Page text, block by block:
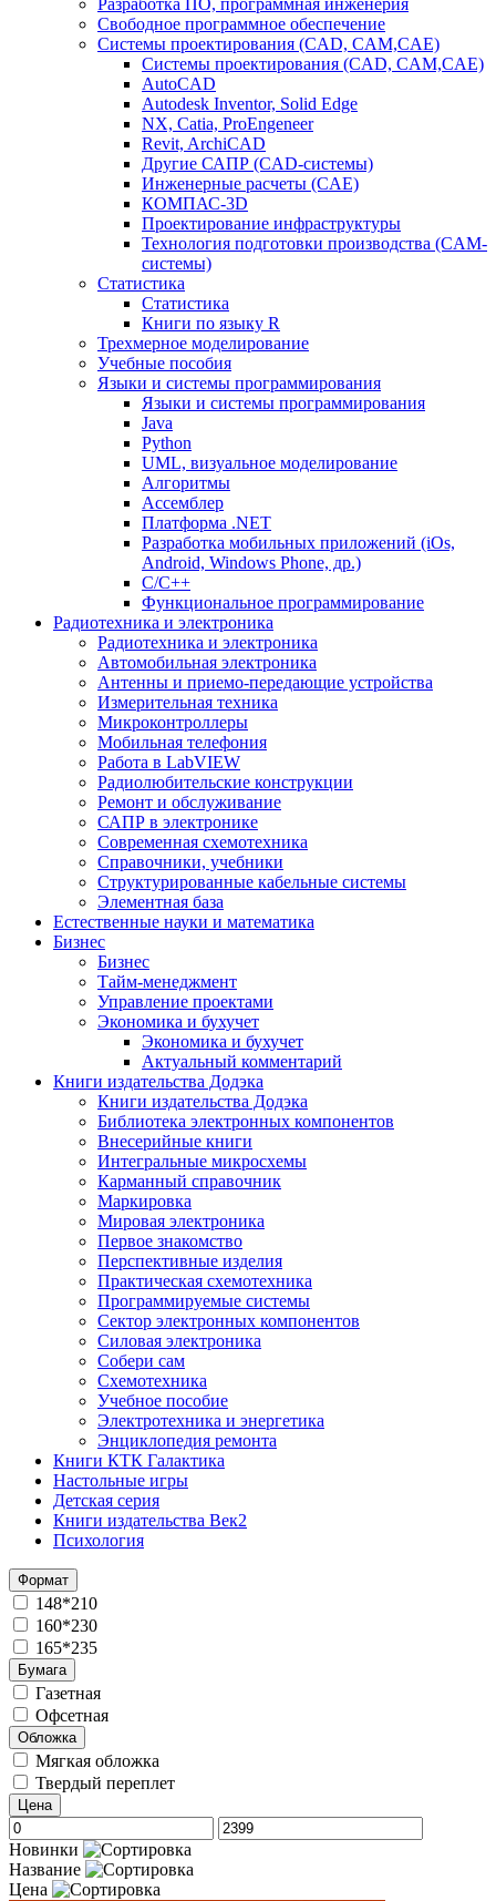
Разработка ПО, программная инженерия
Свободное программное обеспечение
Системы проектирования (CAD, CAM,CAE)
Системы проектирования (CAD, CAM,CAE)
AutoCAD
Autodesk Inventor, Solid Edge
NX, Catia, ProEngeneer
Revit, ArchiCAD
Другие САПР (CAD-системы)
Инженерные расчеты (CAE)
КОМПАС-3D
Проектирование инфраструктуры
Технология подготовки производства (CAM-
системы)
Статистика
Статистика
Книги по языку R
Трехмерное моделирование
Учебные пособия
Языки и системы программирования
Языки и системы программирования
Java
Python
UML, визуальное моделирование
Алгоритмы
Ассемблер
Платформа .NET
Разработка мобильных приложений (iOs,
Android, Windows Phone, др.)
С/С++
Функциональное программирование
Радиотехника и электроника
Радиотехника и электроника
Автомобильная электроника
Антенны и приемо-передающие устройства
Измерительная техника
Микроконтроллеры
Мобильная телефония
Работа в LabVIEW
Радиолюбительские конструкции
Ремонт и обслуживание
САПР в электронике
Современная схемотехника
Справочники, учебники
Структурированные кабельные системы
Элементная база
Естественные науки и математика
Бизнес
Бизнес
Тайм-менеджмент
Управление проектами
Экономика и бухучет
Экономика и бухучет
Актуальный комментарий
Книги издательства Додэка
Книги издательства Додэка
Библиотека электронных компонентов
Внесерийные книги
Интегральные микросхемы
Карманный справочник
Маркировка
Мировая электроника
Первое знакомство
Перспективные изделия
Практическая схемотехника
Программируемые системы
Сектор электронных компонентов
Силовая электроника
Собери сам
Схемотехника
Учебное пособие
Электротехника и энергетика
Энциклопедия ремонта
Книги КТК Галактика
Настольные игры
Детская серия
Книги издательства Век2
Психология
Формат
148*210
160*230
165*235
Бумага
Газетная
Офсетная
Обложка
Мягкая обложка
Твердый переплет
Цена
Новинки
Название
Цена